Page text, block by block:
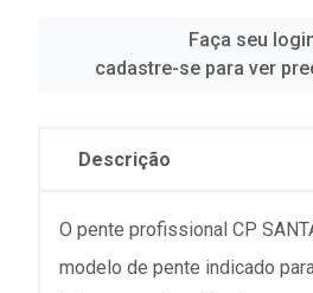
Faça seu
cadastre-se para ver
Descrição
O pente profissional CP
modelo de pente indicado